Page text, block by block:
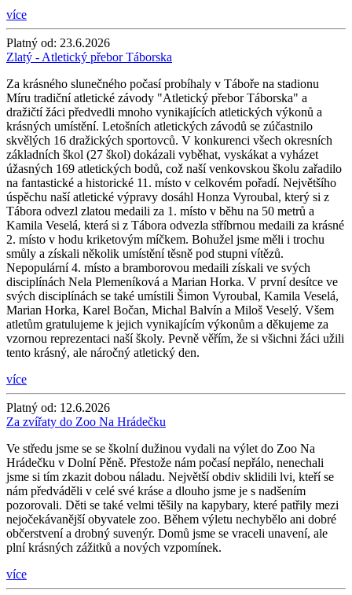
více
Platný od: 23.6.2026
Zlatý - Atletický přebor Táborska
Za krásného slunečného počasí probíhaly v Táboře na stadionu
Míru tradiční atletické závody "Atletický přebor Táborska" a
dražičtí žáci předvedli mnoho vynikajících atletických výkonů a
krásných umístění. Letošních atletických závodů se zúčastnilo
skvělých 16 dražických sportovců. V konkurenci všech okresních
základních škol (27 škol) dokázali vyběhat, vyskákat a vyházet
úžasných 169 atletických bodů, což naší venkovskou školu zařadilo
na fantastické a historické 11. místo v celkovém pořadí. Největšího
úspěchu naší atletické výpravy dosáhl Honza Vyroubal, který si z
Tábora odvezl zlatou medaili za 1. místo v běhu na 50 metrů a
Kamila Veselá, která si z Tábora odvezla stříbrnou medaili za krásné
2. místo v hodu kriketovým míčkem. Bohužel jsme měli i trochu
smůly a získali několik umístění těsně pod stupni vítězů.
Nepopulární 4. místo a bramborovou medaili získali ve svých
disciplínách Nela Plemeníková a Marian Horka. V první desítce ve
svých disciplínách se také umístili Šimon Vyroubal, Kamila Veselá,
Marian Horka, Karel Bočan, Michal Balvín a Miloš Veselý. Všem
atletům gratulujeme k jejich vynikajícím výkonům a děkujeme za
vzornou reprezentaci naší školy. Pevně věřím, že si všichni žáci užili
tento krásný, ale náročný atletický den.
více
Platný od: 12.6.2026
Za zvířaty do Zoo Na Hrádečku
Ve středu jsme se se školní dužinou vydali na výlet do Zoo Na
Hrádečku v Dolní Pěně. Přestože nám počasí nepřálo, nenechali
jsme si tím zkazit dobou náladu. Největší obdiv sklidili lvi, kteří se
nám předváděli v celé své kráse a dlouho jsme je s nadšením
pozorovali. Děti se také velmi těšily na kapybary, které patřily mezi
nejočekávanější obyvatele zoo. Během výletu nechybělo ani dobré
občerstvení a drobný suvenýr. Domů jsme se vraceli unavení, ale
plní krásných zážitků a nových vzpomínek.
více